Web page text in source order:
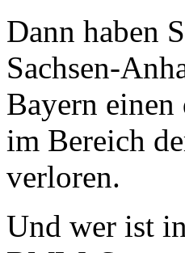
Dann haben
Sachsen-
Bayern
im Bereich
verloren.
Und wer ist